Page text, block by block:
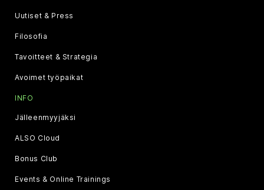
Uutiset & Press
Filosofia
Tavoitteet & Strategia
Avoimet työpaikat
INFO
Jälleenmyyjäksi
ALSO Cloud
Bonus Club
Events & Online Trainings